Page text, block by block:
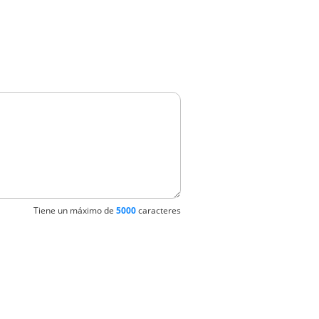
Tiene un máximo de 5000caracteres